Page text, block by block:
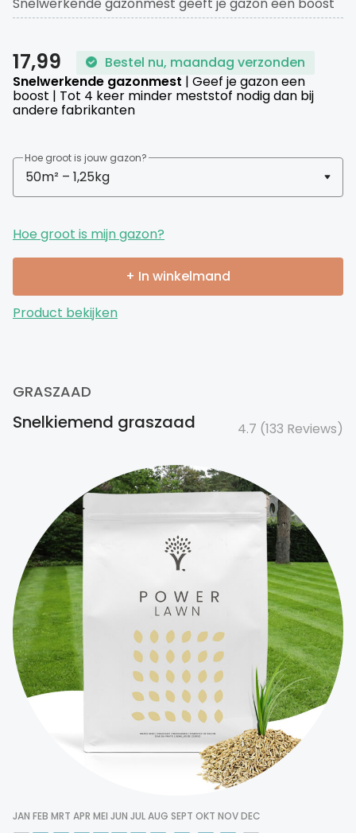
na de winter. Hierdoor groeit het gazon snel weer
Makkelijk in gebruik en geschikt voor alle gras- en
bodemsoorten.
17,99
Bestel nu, maandag verzonden
Snelwerkende gazonmest | Geef je gazon een
boost | Tot 4 keer minder meststof nodig dan bij
andere fabrikanten
Hoe groot is jouw gazon?
Hoe groot is mijn gazon?
+ In winkelmand
Product bekijken
GRASZAAD
Snelkiemend graszaad 4.7 (133 Reviews)
JAN FEB MRT APR MEI JUN JULAUG SEPT OKT NOVDEC